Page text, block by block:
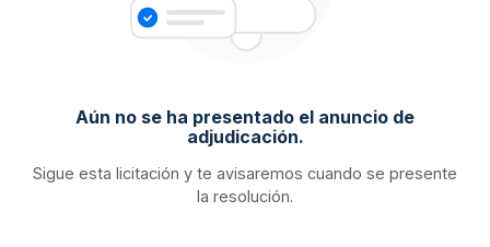
Aún no se ha presentado el anuncio de
adjudicación.
Sigue esta licitación y te avisaremos cuando se presente
la resolución.